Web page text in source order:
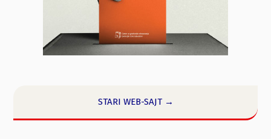
STARI WEB-SAJT →